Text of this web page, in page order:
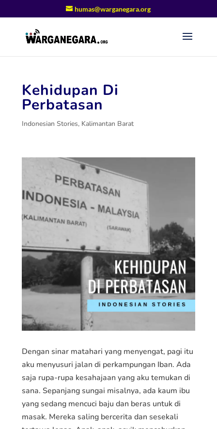
humas@warganegara.org
Kehidupan Di
Perbatasan
Indonesian Stories, Kalimantan Barat
Dengan sinar matahari yang menyengat, pagi itu
aku menyusuri jalan di perkampungan Iban. Ada
saja rupa-rupa kesahajaan yang aku temukan di
sana. Sepanjang sungai misalnya, ada kaum ibu
yang sedang mencuci baju dan beras untuk di
masak. Mereka saling bercerita dan sesekali